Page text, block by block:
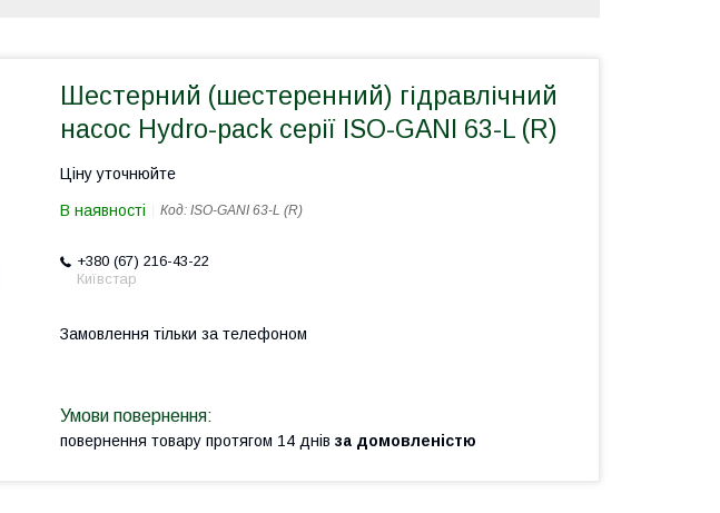
Шестерний (шестеренний) гідравлічний
насос Hydro-pack серії ISO-GANI 63-L (R)
Ціну уточнюйте
В наявності Код: ISO-GANI 63-L (R)
+380 (67) 216-43-22
Київстар
Замовлення тільки за телефоном
повернення товару протягом 14 днів за домовленістю